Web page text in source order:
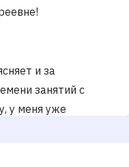
и за
занятий с
у меня уже